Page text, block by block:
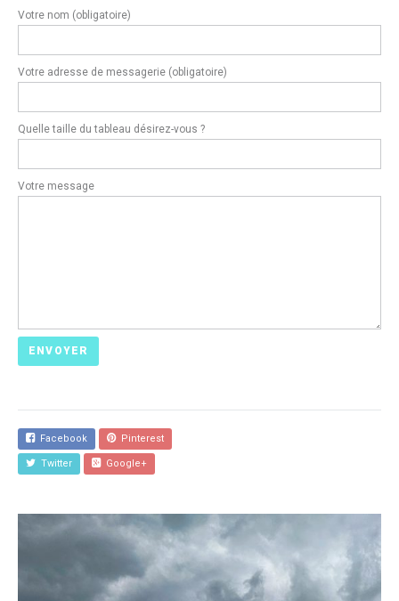
Votre nom (obligatoire)
Votre adresse de messagerie (obligatoire)
Quelle taille du tableau désirez-vous ?
Votre message
Facebook Pinterest
Twitter Google+